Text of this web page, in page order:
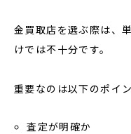
金買取店を選ぶ際は、
けでは不十分です。
重要なのは以下のポイン
査定が明確か